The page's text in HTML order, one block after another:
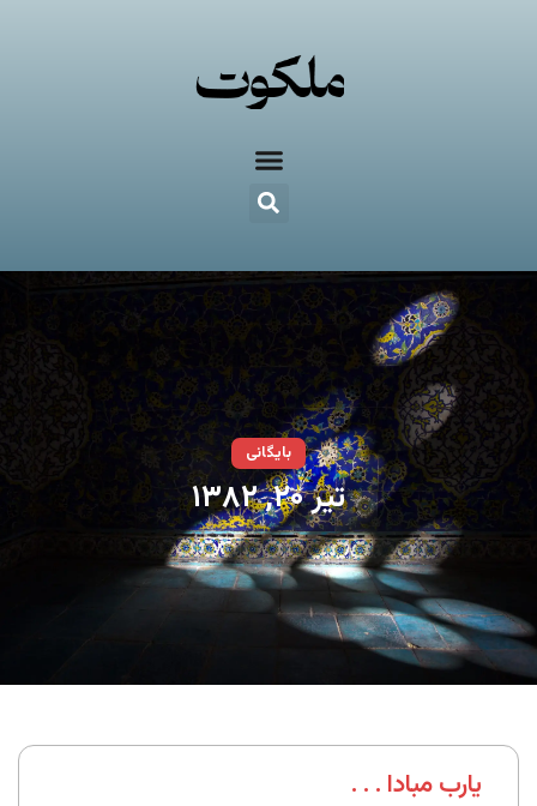
بایگانی
تیر ۲۰, ۱۳۸۲
یارب مبادا . . .